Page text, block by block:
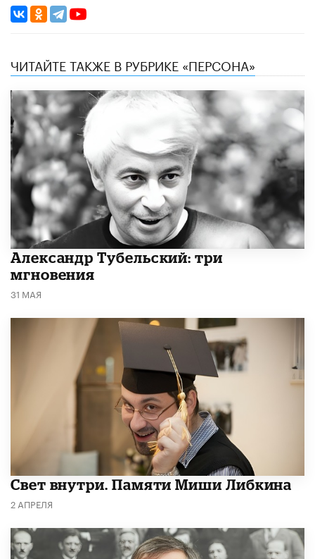
ЧИТАЙТЕ ТАКЖЕ В РУБРИКЕ «ПЕРСОНА»
Александр Тубельский: три
мгновения
31 МАЯ
​Свет внутри. Памяти Миши Либкина
2 АПРЕЛЯ